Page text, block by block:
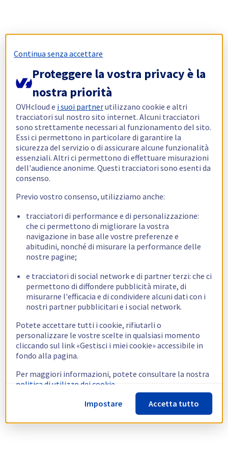
Continua senza accettare
Proteggere la vostra privacy è la
nostra priorità
OVHcloud e i suoi partnerutilizzano cookie e altri
tracciatori sul nostro sito internet. Alcuni tracciatori
sono strettamente necessari al funzionamento del sito.
Essi ci permettono in particolare di garantire la
sicurezza del servizio o di assicurare alcune funzionalità
essenziali. Altri ci permettono di effettuare misurazioni
dell'audience anonime. Questi tracciatori sono esenti da
consenso.
Previo vostro consenso, utilizziamo anche:
tracciatori di performance e di personalizzazione:
che ci permettono di migliorare la vostra
navigazione in base alle vostre preferenze e
abitudini, nonché di misurare la performance delle
nostre pagine;
e tracciatori di social network e di partner terzi: che ci
permettono di diffondere pubblicità mirate, di
misurarne l'efficacia e di condividere alcuni dati con i
nostri partner pubblicitari e i social network.
Potete accettare tutti i cookie, rifiutarli o
personalizzare le vostre scelte in qualsiasi momento
cliccando sul link «Gestisci i miei cookie» accessibile in
fondo alla pagina.
Per maggiori informazioni, potete consultare la nostra
politica di utilizzo dei cookie.
Impostare
Accetta tutto